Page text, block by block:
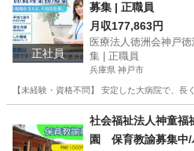
正社員
募集 | 正職員
月収177,863円
医療法人徳洲会神戸
集 | 正職員
兵庫県 神戸市
【未経験・資格不問】 安定した大病院で、
医療事務
社会福祉法人神童福
園 保育教諭募集中/